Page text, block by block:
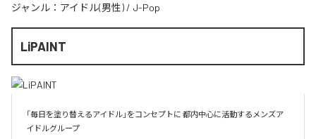
ジャンル： アイドル(男性) / J-Pop
LiPAINT
「毎日を塗り替えるアイドル」をコンセプトに 都内中心に活動するメンズア
イドルグループ